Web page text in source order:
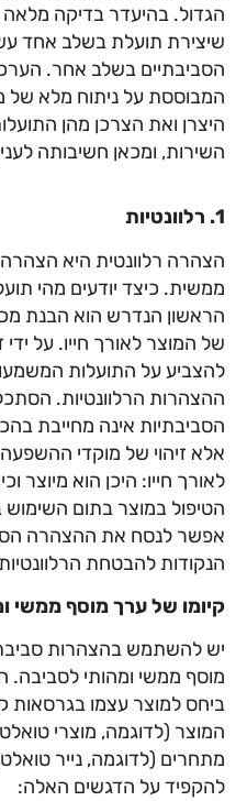
הגדול. בהיעדר בדיקה מלאה
שיצירת תועלת בשלב אחד
הסביבתיים בשלב אחר.
המבוססת על ניתוח מלא של
היצרן ואת הצרכן מהן
השירות, ומכאן חשיבותה
1. רלוונטיות
הצהרה רלוונטית היא
ממשית. כיצד יודעים מהי
הראשון הנדרש הוא הבנת
של המוצר לאורך חייו. על
להצביע על התועלות
ההצהרות הרלוונטיות.
הסביבתיות אינה מחייבת
אלא זיהוי של מוקדי
לאורך חייו: היכן הוא מיוצר
הטיפול במוצר בתום השימוש
אפשר לנסח את ההצהרה
הנקודות להבטחת
קיומו של ערך מוסף ממשי
יש להשתמש בהצהרות
מוסף ממשי ומהותי לסביבה.
ביחס למוצר עצמו בגרסאות
המוצר (לדוגמה, מוצרי
מתחרים (לדוגמה, נייר
להקפיד על הדגשים האלה: